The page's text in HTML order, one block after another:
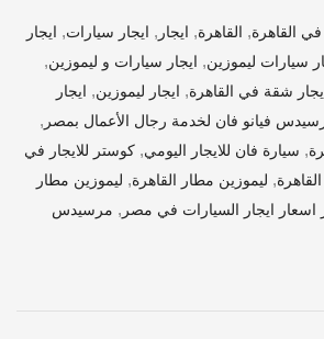
القاهرة, القاهرة, ايجار , ايجار سيارات, ايجار
سيارات ليموزين, ايجار سيارات و ليموزين,
شقة في القاهرة, ايجار ليموزين, ايجار
فيانو فان لخدمة رجال الأعمال بمصر ,
, سيارة فان للايجار اليومي, كوستر للايجار في
, ليموزين مطار القاهرة, ليموزين مطار
اسعار ايجار السيارات في مصر , مرسيدس